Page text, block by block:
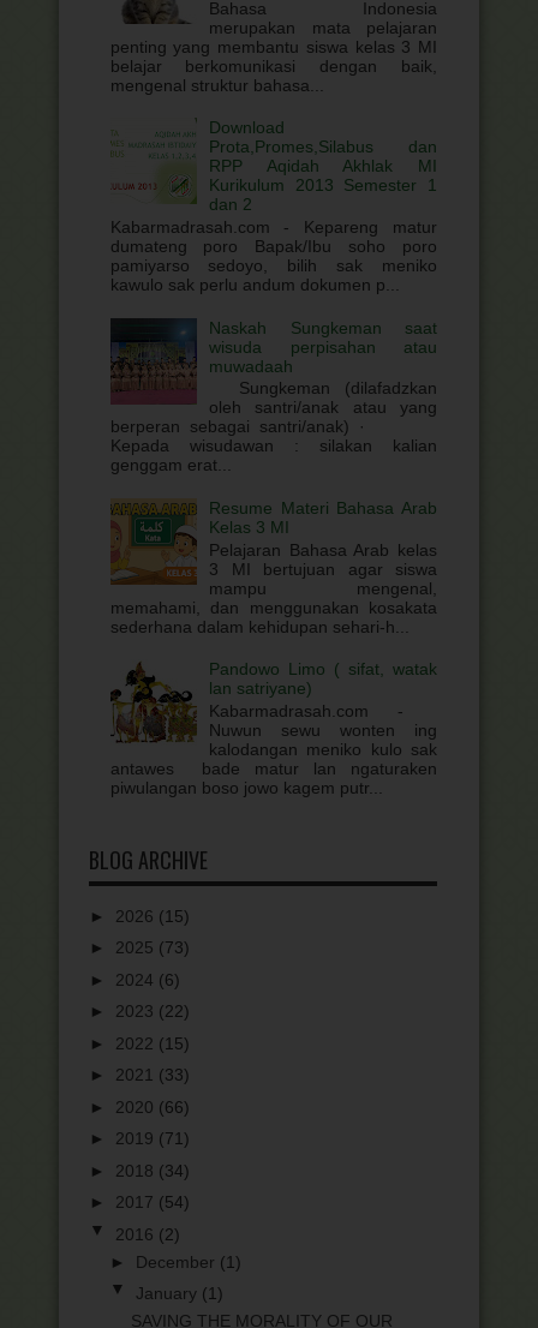
Bahasa Indonesia
merupakan mata pelajaran
penting yang membantu siswa kelas 3 MI
belajar berkomunikasi dengan baik,
mengenal struktur bahasa...
Download
Prota,Promes,Silabus dan
RPP Aqidah Akhlak MI
Kurikulum 2013 Semester 1
dan 2
Kabarmadrasah.com - Kepareng matur
dumateng poro Bapak/Ibu soho poro
pamiyarso sedoyo, bilih sak meniko
kawulo sak perlu andum dokumen p...
Naskah Sungkeman saat
wisuda perpisahan atau
muwadaah
Sungkeman (dilafadzkan
oleh santri/anak atau yang
berperan sebagai santri/anak) ·
Kepada wisudawan : silakan kalian
genggam erat...
Resume Materi Bahasa Arab
Kelas 3 MI
Pelajaran Bahasa Arab kelas
3 MI bertujuan agar siswa
mampu mengenal,
memahami, dan menggunakan kosakata
sederhana dalam kehidupan sehari-h...
Pandowo Limo ( sifat, watak
lan satriyane)
Kabarmadrasah.com -
Nuwun sewu wonten ing
kalodangan meniko kulo sak
antawes bade matur lan ngaturaken
piwulangan boso jowo kagem putr...
BLOG ARCHIVE
► 2026 (15)
► 2025 (73)
► 2024 (6)
► 2023 (22)
► 2022 (15)
► 2021 (33)
► 2020 (66)
► 2019 (71)
► 2018 (34)
► 2017 (54)
▼ 2016 (2)
► December (1)
▼ January (1)
SAVING THE MORALITY OF OUR